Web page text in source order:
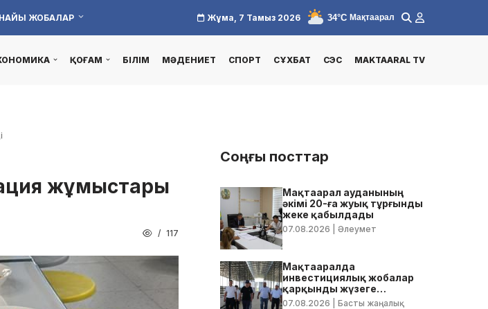
ЖОБАЛАР Жұма, 7 Тамыз 2026 34°C Мақтаарал
ҚОҒАМ БІЛІМ МӘДЕНИЕТ СПОРТ СҰХБАТ СЭС MAKTAARAL TV
жұмыстары
117
Соңғы посттар
Мақтаарал ауданының
әкімі 20-ға жуық тұрғынды
жеке қабылдады
07.08.2026 | Әлеумет
Мақтааралда
инвестициялық жобалар
қарқынды жүзеге
асырылуда
07.08.2026 | Басты жаңалық